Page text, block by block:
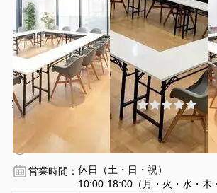
¥5500 〜 ¥5500 /時間
(0
愛知県名古屋市中区栄3-
営業時間： 休日（土・日・祝）
10:00-18:00（月・火・水・木